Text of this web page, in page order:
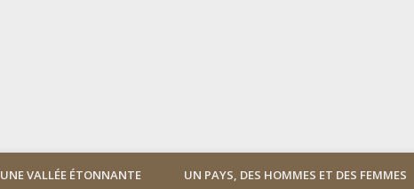
UNE VALLÉE ÉTONNANTE UN PAYS, DES HOMMES ET DES FEMMES